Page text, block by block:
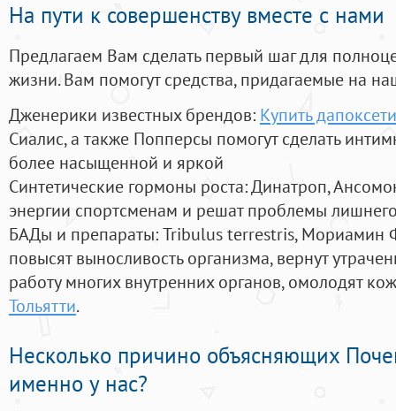
На пути к совершенству вместе с нами
Предлагаем Вам сделать первый шаг для
жизни. Вам помогут средства, придагаемые на
Дженерики известных брендов: Купить
Сиалис, а также Попперсы помогут сделать
более насыщенной и яркой
Синтетические гормоны роста: Динатроп,
энергии спортсменам и решат проблемы
БАДы и препараты:Tribulus terrestris, Мориамин
повысят выносливость организма, вернут
работу многих внутренних органов, омолодят
Тольятти.
Несколько причино объясняющих
именно у нас?